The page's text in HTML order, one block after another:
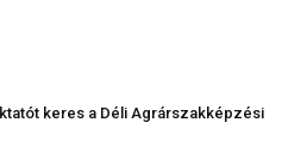
keres a Déli Agrárszakképzési